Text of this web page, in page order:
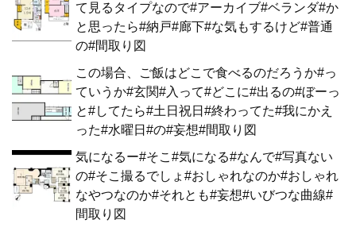
て見るタイプなので#アーカイブ#ベランダ#か
と思ったら#納戸#廊下#な気もするけど#普通
の#間取り図
この場合、ご飯はどこで食べるのだろうか#っ
ていうか#玄関#入って#どこに#出るの#ぼーっ
と#してたら#土日祝日#終わってた#我にかえ
った#水曜日#の#妄想#間取り図
気になるー#そこ#気になる#なんで#写真ない
の#そこ撮るでしょ#おしゃれなのか#おしゃれ
なやつなのか#それとも#妄想#いびつな曲線#
間取り図